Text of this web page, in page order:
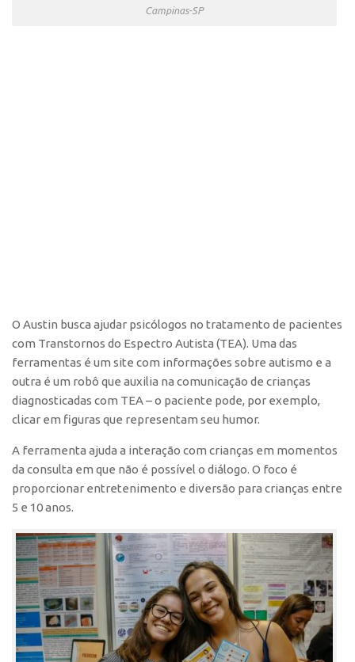
Campinas-SP
O Austin busca ajudar psicólogos no tratamento de pacientes
com Transtornos do Espectro Autista (TEA). Uma das
ferramentas é um site com informações sobre autismo e a
outra é um robô que auxilia na comunicação de crianças
diagnosticadas com TEA – o paciente pode, por exemplo,
clicar em figuras que representam seu humor.
A ferramenta ajuda a interação com crianças em momentos
da consulta em que não é possível o diálogo. O foco é
proporcionar entretenimento e diversão para crianças entre
5 e 10 anos.